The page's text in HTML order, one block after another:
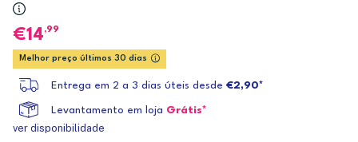
14,99
Melhor preço últimos 30 dias
Entrega em 2 a 3 dias úteis desde €2,90*
Levantamento em loja Grátis*
ver disponibilidade